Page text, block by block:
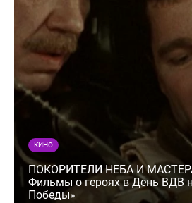
КИНО
ПОКОРИТЕЛИ НЕБА И
Фильмы о героях в День ВДВ
Победы»